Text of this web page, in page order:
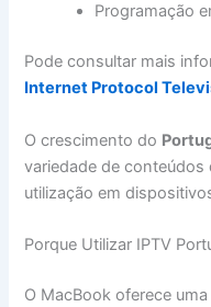
Programação
Pode consultar mais
Internet Protocol
O crescimento do
variedade de conteúdos
utilização em
Porque Utilizar IPTV
O MacBook oferece